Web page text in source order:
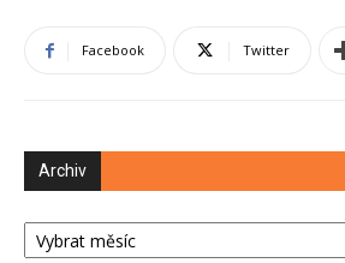
Facebook Twitter
Archiv
Archiv